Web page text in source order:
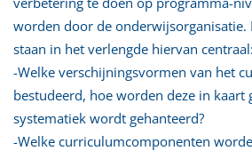
worden door de onderwijsorganisatie.
staan in het verlengde hiervan centraal:
-Welke verschijningsvormen van het
bestudeerd, hoe worden deze in kaart
systematiek wordt gehanteerd?
-Welke curriculumcomponenten